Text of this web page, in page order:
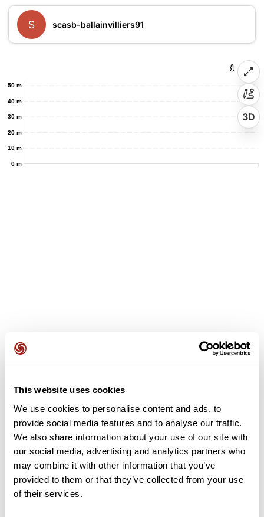
This website uses cookies
We use cookies to personalise content and ads, to
provide social media features and to analyse our traffic.
We also share information about your use of our site with
our social media, advertising and analytics partners who
may combine it with other information that you’ve
provided to them or that they’ve collected from your use
of their services.
S scasb-ballainvilliers91
0 m
10 m
20 m
30 m
40 m
50 m
3D
Opiniones de los usuarios
Este recorrido aún no contiene opiniones. ¿Ya lo has
completado? ¡Deja la primera opinión!
Añadir una opinión